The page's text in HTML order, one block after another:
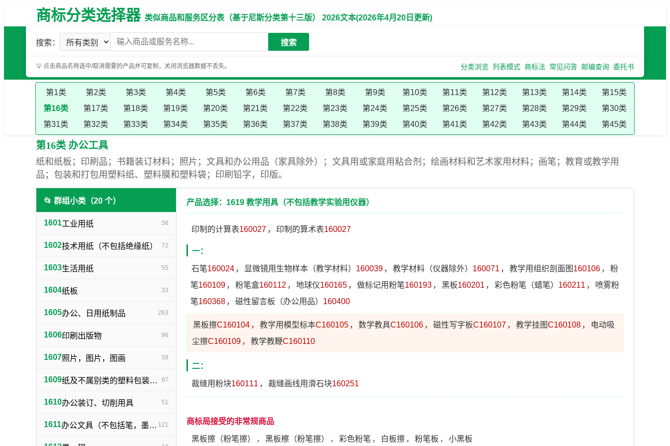
商标分类选择器类似商品和服务区分表（基于尼斯分类第十三版） 2026文本(2026年4月20日更新)
搜索： 搜索
💡 点击商品名称选中/取消需要的产品并可复制，关闭浏览器数据不丢失。 分类浏览 列表模式 商标法 常见问答 邮编查询 委托书
第1类 第2类 第3类 第4类 第5类 第6类 第7类 第8类 第9类 第10类 第11类 第12类 第13类 第14类
第15类
第16类
第17类 第18类 第19类 第20类 第21类 第22类 第23类 第24类 第25类 第26类 第27类 第28类 第29类
第30类
第31类
第32类 第33类 第34类 第35类 第36类 第37类 第38类 第39类 第40类 第41类 第42类 第43类 第44类 第45类
第16类 办公工具
纸和纸板；印刷品；书籍装订材料；照片；文具和办公用品（家具除外）；文具用或家庭用粘合剂；绘画材料和艺术家用材料；画笔；教育或教学用
品；包装和打包用塑料纸、塑料膜和塑料袋；印刷铅字，印版。
📂 群组小类（20 个）
1601工业用纸 56
1602技术用纸（不包括绝缘纸） 72
1603生活用纸 55
1604纸板 33
1605办公、日用纸制品 263
1606印刷出版物 96
1607照片，图片，图画 58
1609 纸及不属别类的塑料包装物品 97
1610办公装订、切削用具 51
1611 办公文具（不包括笔，墨，印，胶水） 121
产品选择：1619 教学用具（不包括教学实验用仪器）
印制的计算表160027 ， 印制的算术表160027
一：
石笔160024 ， 显微镜用生物样本（教学材料） 160039 ， 教学材料（仪器除外） 160071 ， 教学用组织剖面图 160106 ，
粉
笔160109 ， 粉笔盒160112 ， 地球仪160165 ， 做标记用粉笔160193 ， 黑板160201 ， 彩色粉笔（蜡笔） 160211 ，
喷雾粉
笔160368 ， 磁性留言板（办公用品） 160400
黑板擦C160104 ， 教学用模型标本C160105 ， 数学教具C160106 ， 磁性写字板C160107 ， 教学挂图C160108 ，
电动吸
尘擦C160109 ， 教学教鞭C160110
二：
裁缝用粉块160111 ， 裁缝画线用滑石块160251
商标局接受的非常规商品
黑板擦（粉笔擦） ， 黑板檫（粉笔擦） ， 彩色粉笔 ， 白板擦 ， 粉笔板 ， 小黑板